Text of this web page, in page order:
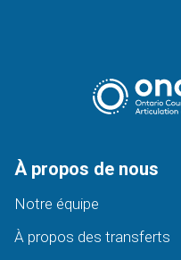
À propos de nous
Notre équipe
À propos des transferts